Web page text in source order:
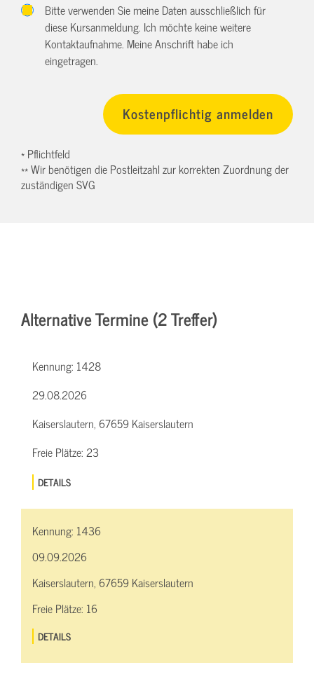
Bitte verwenden Sie meine Daten ausschließlich für
diese Kursanmeldung. Ich möchte keine weitere
Kontaktaufnahme. Meine Anschrift habe ich
eingetragen.
* Pflichtfeld
** Wir benötigen die Postleitzahl zur korrekten Zuordnung der
zuständigen SVG
Alternative Termine (2 Treffer)
Kennung: 1428
29.08.2026
Kaiserslautern, 67659 Kaiserslautern
Freie Plätze:23
DETAILS
Kennung: 1436
09.09.2026
Kaiserslautern, 67659 Kaiserslautern
Freie Plätze: 16
DETAILS